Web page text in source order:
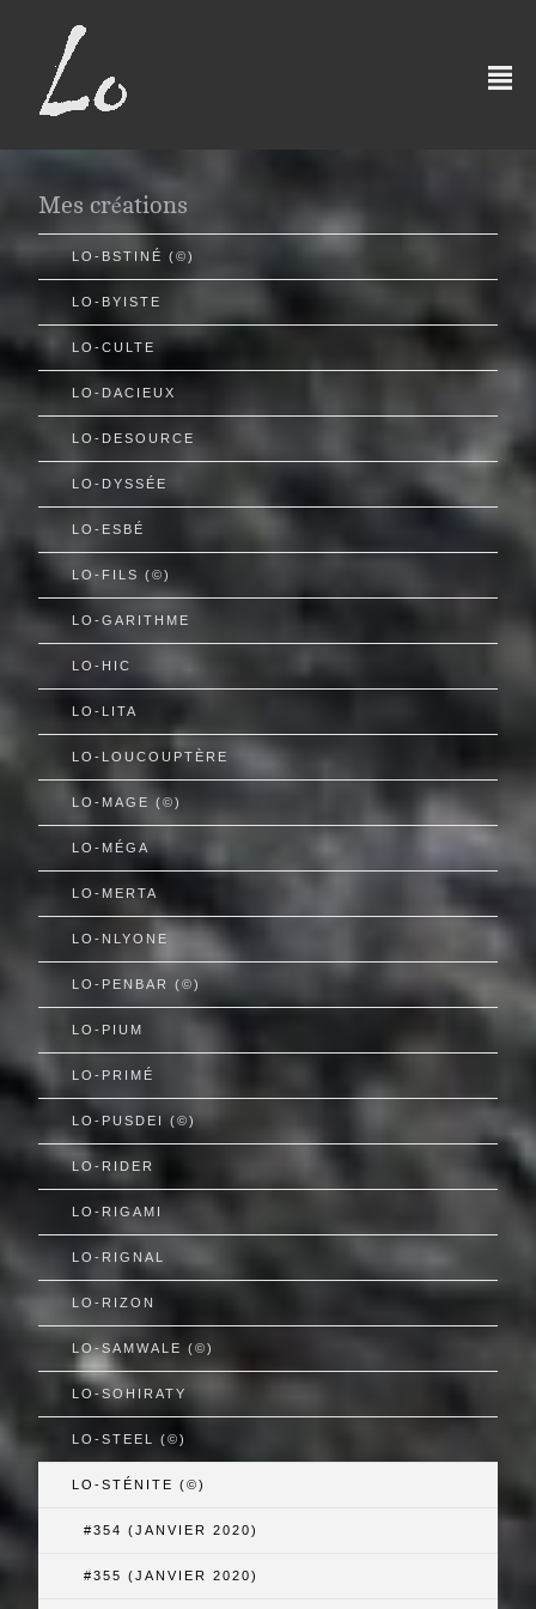
²
Mes créations
LO-BSTINÉ (©)
LO-BYISTE
LO-CULTE
LO-DACIEUX
LO-DESOURCE
LO-DYSSÉE
LO-ESBÉ
LO-FILS (©)
LO-GARITHME
LO-HIC
LO-LITA
LO-LOUCOUPTÈRE
LO-MAGE (©)
LO-MÉGA
LO-MERTA
LO-NLYONE
LO-PENBAR (©)
LO-PIUM
LO-PRIMÉ
LO-PUSDEI (©)
LO-RIDER
LO-RIGAMI
LO-RIGNAL
LO-RIZON
LO-SAMWALE (©)
LO-SOHIRATY
LO-STEEL (©)
LO-STÉNITE (©)
#354 (JANVIER 2020)
#355 (JANVIER 2020)